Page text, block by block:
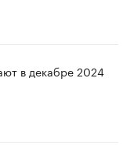
в декабре 2024